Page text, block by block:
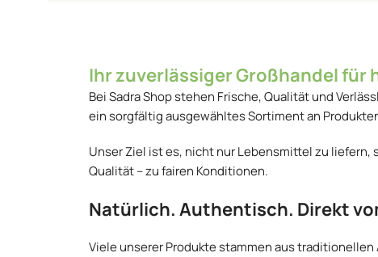
Ihr zuverlässiger Großhandel
Bei Sadra Shop stehen Frische, Qualität und
ein sorgfältig ausgewähltes Sortiment an
Unser Ziel ist es, nicht nur Lebensmittel zu
Qualität – zu fairen Konditionen.
Natürlich. Authentisch. Direkt
Viele unserer Produkte stammen aus